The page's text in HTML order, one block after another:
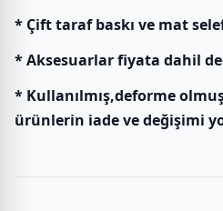
* Çift taraf baskı ve mat
* Aksesuarlar fiyata dahil
* Kullanılmış,deforme
ürünlerin iade ve değişimi